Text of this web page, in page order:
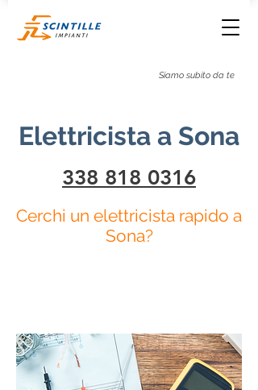
Siamo subito da te
Elettricista a Sona
338 818 0316
Cerchi un elettricista rapido a
Sona?